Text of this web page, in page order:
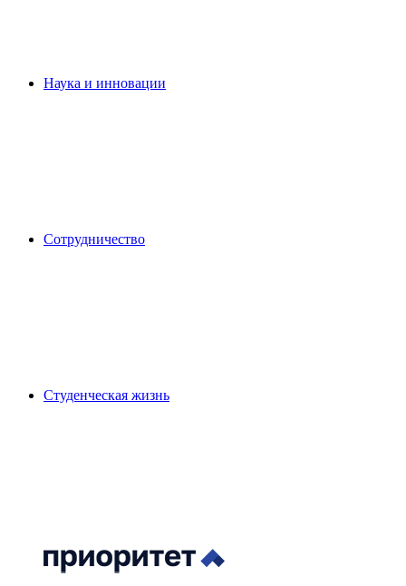
Наука и инновации
Сотрудничество
Студенческая жизнь